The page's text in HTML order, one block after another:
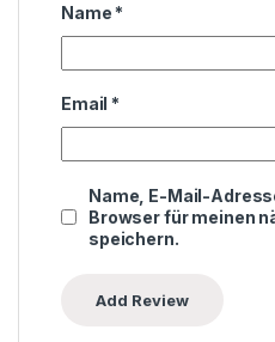
Name *
Email *
Name, E-Mail-
Browser für meinen
speichern.